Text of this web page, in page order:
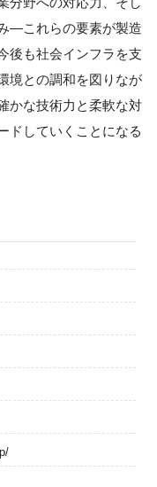
—これらの要素が製造
後も社会インフラを支
境との調和を図りなが
かな技術力と柔軟な対
ドしていくことになる